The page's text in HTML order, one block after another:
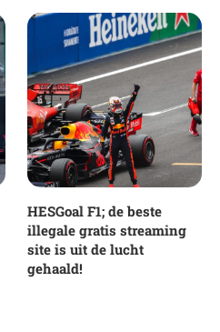
HESGoal F1; de beste
illegale gratis streaming
site is uit de lucht
gehaald!